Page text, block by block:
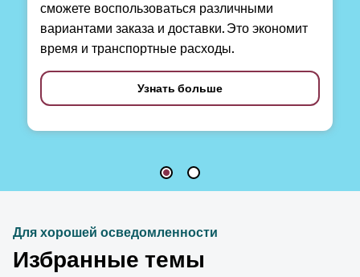
сможете воспользоваться различными
вариантами заказа и доставки. Это экономит
время и транспортные расходы.
Узнать больше
Для хорошей осведомленности
Избранные темы